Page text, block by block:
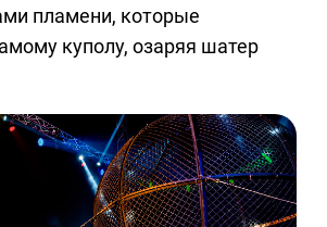
пламени, которые
куполу, озаряя шатер